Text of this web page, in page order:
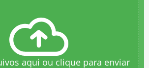
aqui ou clique para enviar